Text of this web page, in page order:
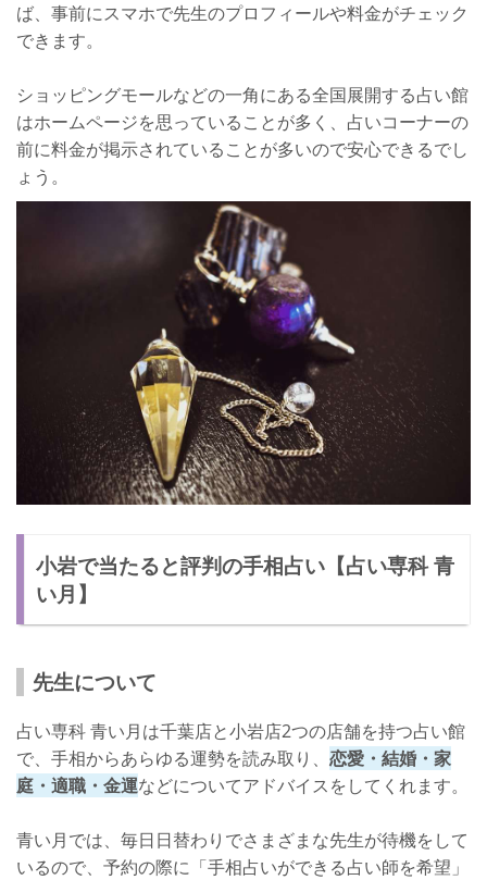
ば、事前にスマホで先生のプロフィールや料金がチェック
できます。
ショッピングモールなどの一角にある全国展開する占い館
はホームページを思っていることが多く、占いコーナーの
前に料金が掲示されていることが多いので安心できるでし
ょう。
小岩で当たると評判の手相占い【占い専科 青
い月】
先生について
占い専科 青い月は千葉店と小岩店2つの店舗を持つ占い館
で、手相からあらゆる運勢を読み取り、 恋愛・結婚・家
庭・適職・金運などについてアドバイスをしてくれます。
青い月では、毎日日替わりでさまざまな先生が待機をして
いるので、予約の際に「手相占いができる占い師を希望」